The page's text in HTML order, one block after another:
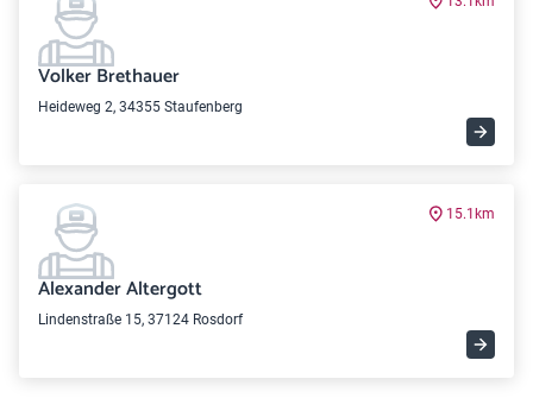
Volker Brethauer
Heideweg 2, 34355 Staufenberg
15.1km
Alexander Altergott
Lindenstraße 15, 37124 Rosdorf